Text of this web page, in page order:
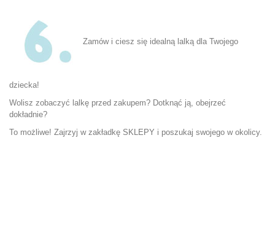
Zamów i ciesz się idealną lalką dla Twojego
dziecka!
Wolisz zobaczyć lalkę przed zakupem? Dotknąć ją, obejrzeć
dokładnie?
To możliwe! Zajrzyj w zakładkę SKLEPY i poszukaj swojego w okolicy.